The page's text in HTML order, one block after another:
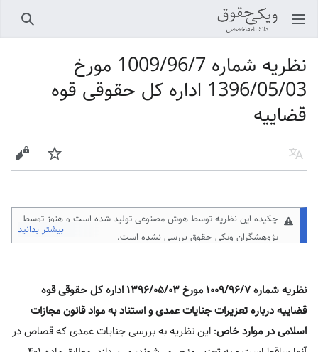
باز کردن منو اصلی جستجو
نظریه شماره 1009/96/7 مورخ
1396/05/03 اداره کل حقوقی قوه
قضاییه
زبان پیگیری ویرایش
بیشتر بدانید
چکیده این نظریه توسط هوش مصنوعی تولید شده است و هنوز توسط
پژوهشگران ویکی حقوقبررسی نشده است.
نظریه شماره ۱۰۰۹/۹۶/۷ مورخ ۱۳۹۶/۰۵/۰۳ اداره کل حقوقی قوه
قضاییه درباره تعزیرات جنایات عمدی و استناد به مواد قانون مجازات
اسلامی در موارد خاص: این نظریه به بررسی جنایات عمدی که قصاص در